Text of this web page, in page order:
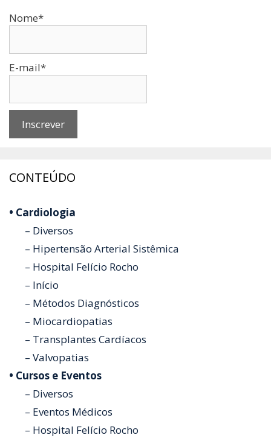
Nome*
E-mail*
CONTEÚDO
• Cardiologia
– Diversos
– Hipertensão Arterial Sistêmica
– Hospital Felício Rocho
– Início
– Métodos Diagnósticos
– Miocardiopatias
– Transplantes Cardíacos
– Valvopatias
• Cursos e Eventos
– Diversos
– Eventos Médicos
– Hospital Felício Rocho